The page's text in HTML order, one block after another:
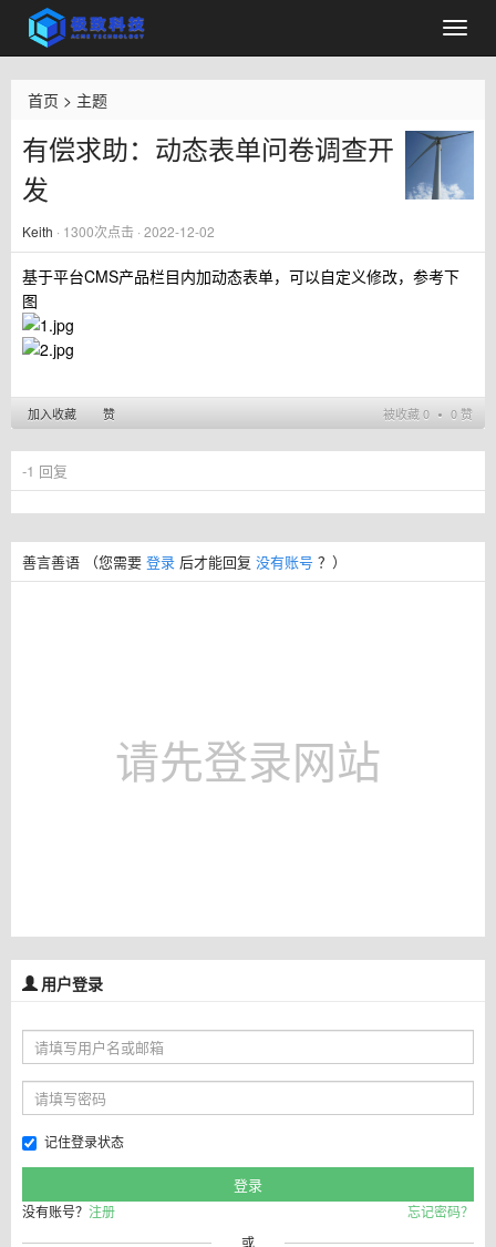
首页 > 主题
有偿求助：动态表单问卷调查开
发
Keith · 1300次点击 · 2022-12-02
基于平台CMS产品栏目内加动态表单，可以自定义修改，参考下
图
被收藏 0 ∙ 0 赞
加入收藏 赞
-1 回复
善言善语 （您需要 登录 后才能回复 没有账号 ？）
请先登录网站
用户登录
记住登录状态
没有账号？ 注册
忘记密码？
或